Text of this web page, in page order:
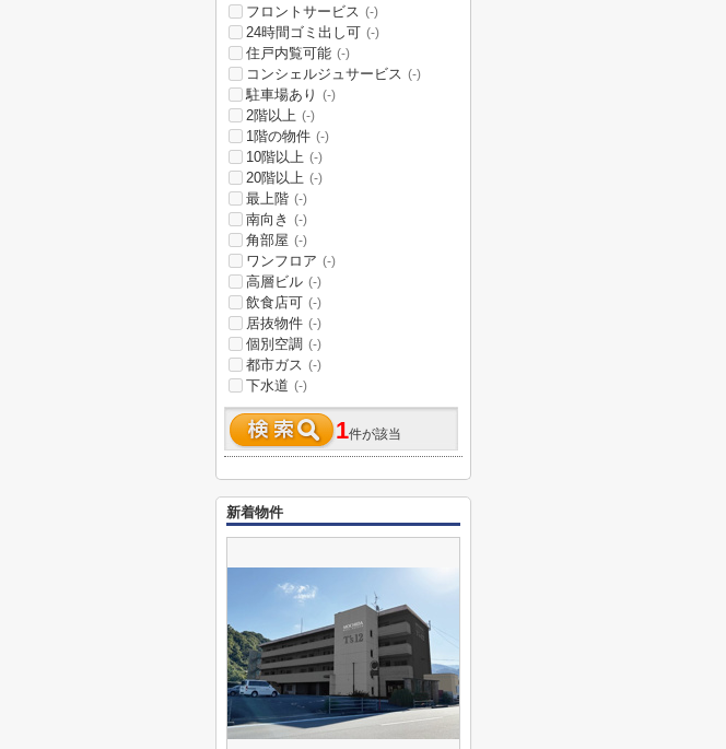
フロントサービス (-)
24時間ゴミ出し可 (-)
住戸内覧可能 (-)
コンシェルジュサービス (-)
駐車場あり (-)
2階以上 (-)
1階の物件 (-)
10階以上 (-)
20階以上 (-)
最上階 (-)
南向き (-)
角部屋 (-)
ワンフロア (-)
高層ビル (-)
飲食店可 (-)
居抜物件 (-)
個別空調 (-)
都市ガス (-)
下水道 (-)
1件が該当
新着物件